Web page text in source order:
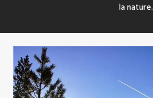
la nature.